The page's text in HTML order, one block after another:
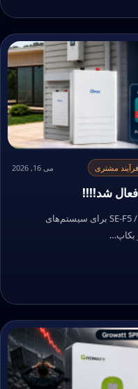
می 16, 2026
سبد ویژه باتری لیتیومی DEYE مدل SE-F5 / SE-G5.1 برای سیستم‌های